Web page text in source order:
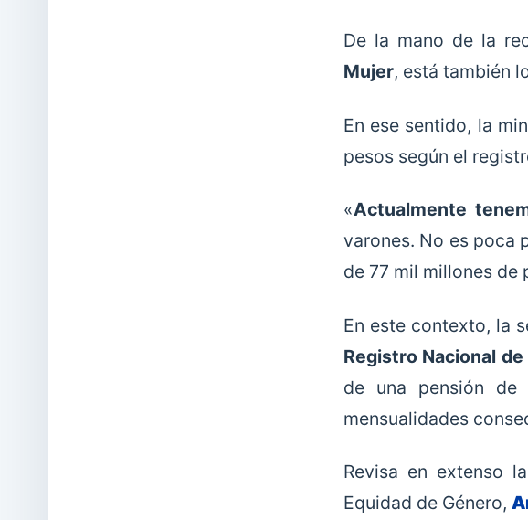
De la mano de la
Mujer, está también
En ese sentido, la
pesos según el
«Actualmente
varones. No es poca
de 77 mil millones de
En este contexto, la
Registro Nacional
de una pensión
mensualidades
Revisa en extenso
Equidad de Género,